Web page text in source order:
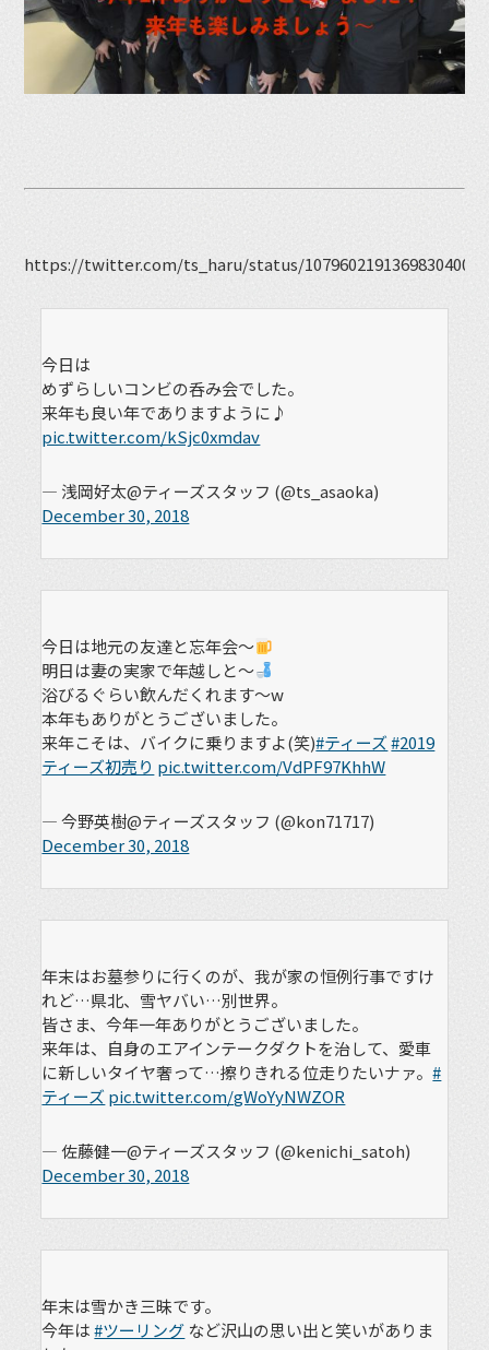
https://twitter.com/ts_haru/status/1079602191369830400
今日は
めずらしいコンビの呑み会でした。
来年も良い年でありますように♪
pic.twitter.com/kSjc0xmdav
— 浅岡好太@ティーズスタッフ (@ts_asaoka)
December 30, 2018
今日は地元の友達と忘年会～
明日は妻の実家で年越しと～
浴びるぐらい飲んだくれます～w
本年もありがとうございました。
来年こそは、バイクに乗りますよ(笑)#ティーズ#2019
ティーズ初売り pic.twitter.com/VdPF97KhhW
— 今野英樹@ティーズスタッフ (@kon71717)
December 30, 2018
年末はお墓参りに行くのが、我が家の恒例行事ですけ
れど…県北、雪ヤバい…別世界。
皆さま、今年一年ありがとうございました。
来年は、自身のエアインテークダクトを治して、愛車
に新しいタイヤ奢って…擦りきれる位走りたいナァ。#
ティーズpic.twitter.com/gWoYyNWZOR
— 佐藤健一@ティーズスタッフ (@kenichi_satoh)
December 30, 2018
年末は雪かき三昧です。
今年は#ツーリング など沢山の思い出と笑いがありま